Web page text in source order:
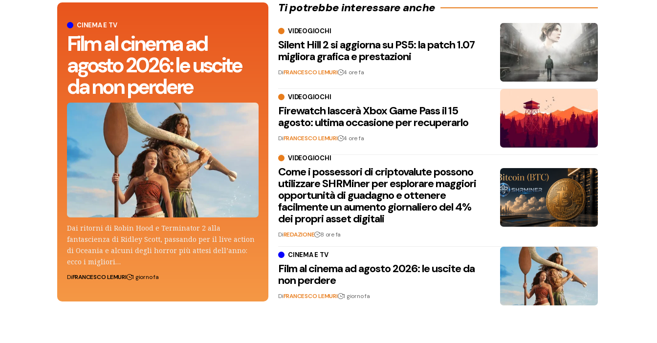
CINEMA E TV
Film al cinema ad
agosto 2026: le uscite
da non perdere
Dai ritorni di Robin Hood e Terminator 2 alla
fantascienza di Ridley Scott, passando per il live action
di Oceania e alcuni degli horror più attesi dell’anno:
ecco i migliori…
DiFRANCESCO LEMURI 1 giorno fa
Ti potrebbe interessare anche
VIDEOGIOCHI
Silent Hill 2 si aggiorna su PS5: la patch 1.07
migliora grafica e prestazioni
DiFRANCESCO LEMURI 4 ore fa
VIDEOGIOCHI
Firewatch lascerà Xbox Game Pass il 15
agosto: ultima occasione per recuperarlo
DiFRANCESCO LEMURI 4 ore fa
VIDEOGIOCHI
Come i possessori di criptovalute possono
utilizzare SHRMiner per esplorare maggiori
opportunità di guadagno e ottenere
facilmente un aumento giornaliero del 4%
dei propri asset digitali
DiREDAZIONE 8 ore fa
CINEMA E TV
Film al cinema ad agosto 2026: le uscite da
non perdere
DiFRANCESCO LEMURI 1 giorno fa